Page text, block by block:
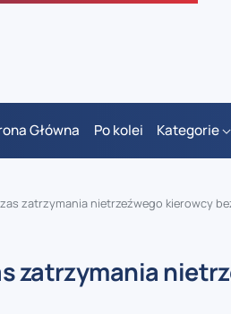
Główna Po kolei Kategorie
zatrzymania nietrzeźwego kierowcy
zatrzymania